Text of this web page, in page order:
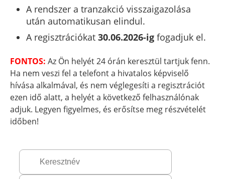
A rendszer a tranzakció visszaigazolása
után automatikusan elindul.
A regisztrációkat30.06.2026-igfogadjuk el.
FONTOS: Az Ön helyét 24 órán keresztül tartjuk fenn.
Ha nem veszi fel a telefont a hivatalos képviselő
hívása alkalmával, és nem véglegesíti a regisztrációt
ezen idő alatt, a helyét a következő felhasználónak
adjuk. Legyen figyelmes, és erősítse meg részvételét
időben!